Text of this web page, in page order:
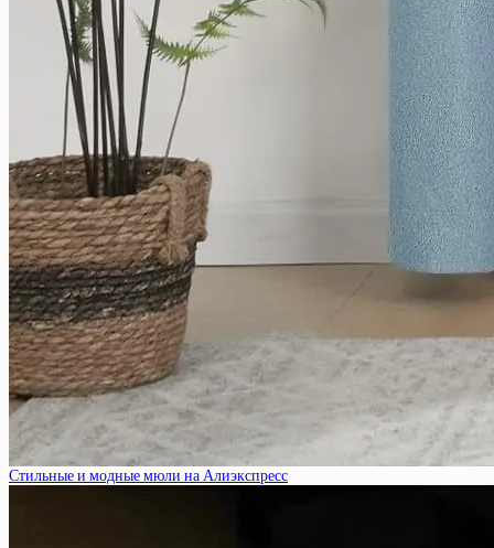
Стильные и модные мюли на Алиэкспресс